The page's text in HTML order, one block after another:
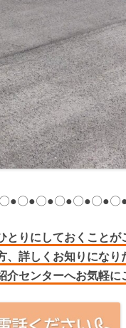
●〇●〇●〇●〇●〇●〇
りにしておくことが
、詳しくお知りになり
介センターへお気軽に